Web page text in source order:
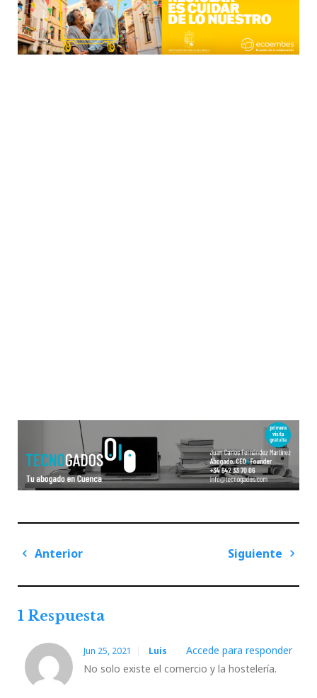
Navegación
entradas
Anterior
Siguiente
1 Respuesta
Jun 25, 2021 Luis
No solo existe el comercio y la hostelería.
Accede para responder